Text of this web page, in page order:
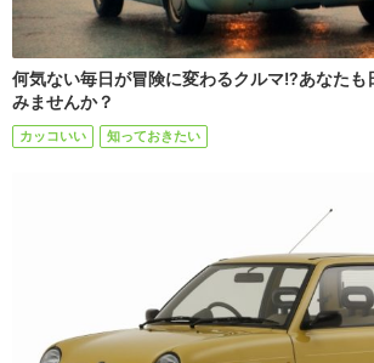
何気ない毎日が冒険に変わるクルマ!?あなたも
みませんか？
カッコいい 知っておきたい